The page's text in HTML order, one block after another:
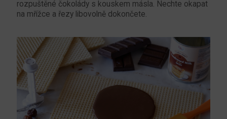
rozpuštěné čokolády s kouskem másla. Nechte okapat
na mřížce a řezy libovolně dokončete.